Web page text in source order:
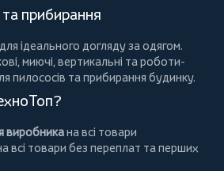
прибирання
для ідеального догляду за одягом.
,миючі,вертикальні тароботи-
пилососів та прибирання будинку.
виробникана всі товари
всі товари без переплат та перших